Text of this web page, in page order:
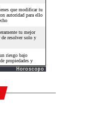
Horoscopo